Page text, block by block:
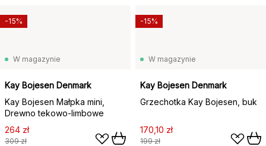
W magazynie
Kay Bojesen Denmark
Kay Bojesen Małpka mini,
Drewno tekowo-limbowe
264 zł
309 zł
-15%
W magazynie
Kay Bojesen Denmark
Grzechotka Kay Bojesen, buk
170,10 zł
199 zł
-15%